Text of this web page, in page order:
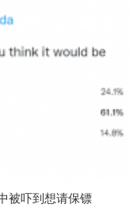
被吓到想请保镖